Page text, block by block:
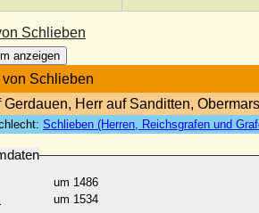
Schlieben
anzeigen
von Schlieben
Gerdauen, Herr auf Sanditten,
Schlieben (Herren, Reichsgrafen und
um 1486
um 1534